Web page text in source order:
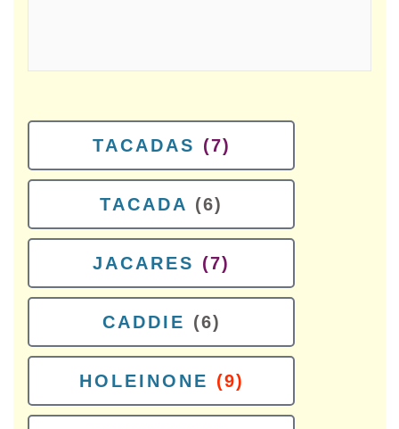
TACADAS (7)
TACADA (6)
JACARES (7)
CADDIE (6)
HOLEINONE (9)